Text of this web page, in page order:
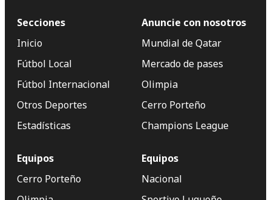
Secciones
Inicio
Fútbol Local
Fútbol Internacional
Otros Deportes
Estadísticas
Anuncie con nosotros
Mundial de Qatar
Mercado de pases
Olimpia
Cerro Porteño
Champions League
Equipos
Cerro Porteño
Equipos
Nacional